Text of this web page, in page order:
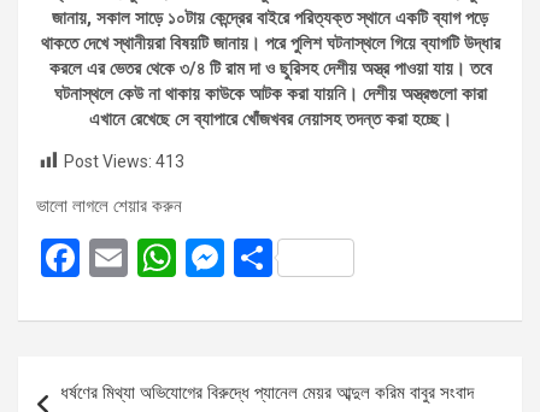
জানায়, সকাল সাড়ে ১০টায় কেন্দ্রের বাইরে পরিত্যক্ত স্থানে একটি ব্যাগ পড়ে
থাকতে দেখে স্থানীয়রা বিষয়টি জানায়। পরে পুলিশ ঘটনাস্থলে গিয়ে ব্যাগটি উদ্ধার
করলে এর ভেতর থেকে ৩/৪ টি রাম দা ও ছুরিসহ দেশীয় অস্ত্র পাওয়া যায়। তবে
ঘটনাস্থলে কেউ না থাকায় কাউকে আটক করা যায়নি। দেশীয় অস্ত্রগুলো কারা
এখানে রেখেছে সে ব্যাপারে খোঁজখবর নেয়াসহ তদন্ত করা হচ্ছে।
Post Views: 413
ভালো লাগলে শেয়ার করুন
F
ce
E
ail
W
at
M
se
S
ar
Post
ধর্ষণের মিথ্যা অভিযোগের বিরুদ্ধে প্যানেল মেয়র আব্দুল করিম বাবুর সংবাদ